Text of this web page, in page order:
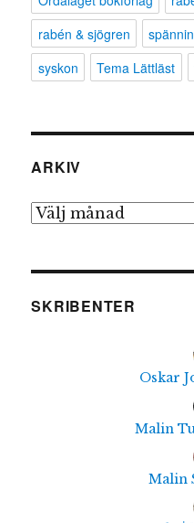
rabén & sjögren
syskon
Tema Lättläst
ARKIV
Arkiv
SKRIBENTER
Oskar
Malin
Malin